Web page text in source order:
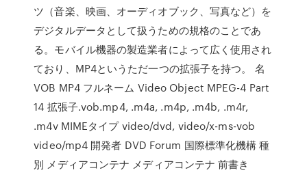
ツ（音楽、映画、オーディオブック、写真など）を
デジタルデータとして扱うための規格のことであ
る。モバイル機器の製造業者によって広く使用され
ており、MP4というただ一つの拡張子を持つ。 名
VOB MP4 フルネーム Video Object MPEG-4 Part
14 拡張子.vob.mp4, .m4a, .m4p, .m4b, .m4r,
.m4v MIMEタイプ video/dvd, video/x-ms-vob
video/mp4 開発者 DVD Forum 国際標準化機構 種
別 メディアコンテナ メディアコンテナ 前書き